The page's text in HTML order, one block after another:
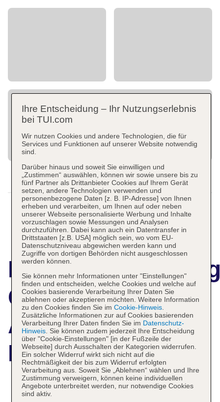
Center Chic-an
Atlas Boutique
Hotel
Das bietet Ihre Unterkunft
Ihre Entscheidung – Ihr Nutzungserlebnis
bei TUI.com
Wir nutzen Cookies und andere Technologien, die für
Services und Funktionen auf unserer Website notwendig
sind.
Darüber hinaus und soweit Sie einwilligen und
„Zustimmen“ auswählen, können wir sowie unsere bis zu
fünf Partner als Drittanbieter Cookies auf Ihrem Gerät
setzen, andere Technologien verwenden und
personenbezogene Daten [z. B. IP-Adresse] von Ihnen
erheben und verarbeiten, um Ihnen auf oder neben
unserer Webseite personalisierte Werbung und Inhalte
vorzuschlagen sowie Messungen und Analysen
durchzuführen. Dabei kann auch ein Datentransfer in
Drittstaaten [z.B. USA] möglich sein, wo vom EU-
Datenschutzniveau abgewichen werden kann und
Zugriffe von dortigen Behörden nicht ausgeschlossen
werden können.
Sie können mehr Informationen unter "Einstellungen"
finden und entscheiden, welche Cookies und welche auf
Cookies basierende Verarbeitung Ihrer Daten Sie
ablehnen oder akzeptieren möchten. Weitere Information
zu den Cookies finden Sie im Cookie-Hinweis.
Zusätzliche Informationen zur auf Cookies basierenden
Verarbeitung Ihrer Daten finden Sie im Datenschutz-
Hinweis. Sie können zudem jederzeit Ihre Entscheidung
über "Cookie-Einstellungen" [in der Fußzeile der
Webseite] durch Ausschalten der Kategorien widerrufen.
Ein solcher Widerruf wirkt sich nicht auf die
Rechtmäßigkeit der bis zum Widerruf erfolgten
Verarbeitung aus. Soweit Sie „Ablehnen“ wählen und Ihre
Zustimmung verweigern, können keine individuellen
Angebote unterbreitet werden, nur notwendige Cookies
sind aktiv.